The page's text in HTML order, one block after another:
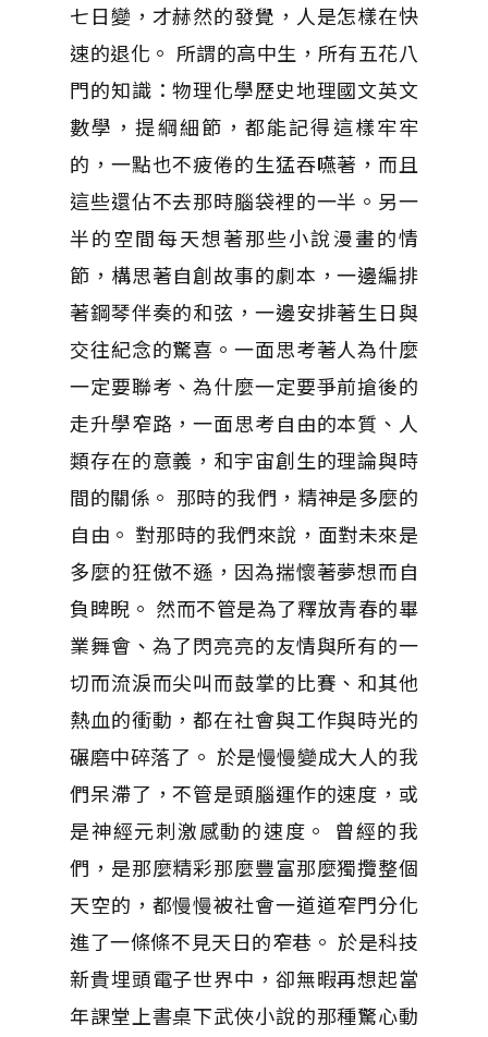
七日變，才赫然的發覺，人是怎樣在快
速的退化。 所謂的高中生，所有五花八
門的知識：物理化學歷史地理國文英文
數學，提綱細節，都能記得這樣牢牢
的，一點也不疲倦的生猛吞嚥著，而且
這些還佔不去那時腦袋裡的一半。另一
半的空間每天想著那些小說漫畫的情
節，構思著自創故事的劇本，一邊編排
著鋼琴伴奏的和弦，一邊安排著生日與
交往紀念的驚喜。一面思考著人為什麼
一定要聯考、為什麼一定要爭前搶後的
走升學窄路，一面思考自由的本質、人
類存在的意義，和宇宙創生的理論與時
間的關係。 那時的我們，精神是多麼的
自由。 對那時的我們來說，面對未來是
多麼的狂傲不遜，因為揣懷著夢想而自
負睥睨。 然而不管是為了釋放青春的畢
業舞會、為了閃亮亮的友情與所有的一
切而流淚而尖叫而鼓掌的比賽、和其他
熱血的衝動，都在社會與工作與時光的
碾磨中碎落了。 於是慢慢變成大人的我
們呆滯了，不管是頭腦運作的速度，或
是神經元刺激感動的速度。 曾經的我
們，是那麼精彩那麼豐富那麼獨攬整個
天空的，都慢慢被社會一道道窄門分化
進了一條條不見天日的窄巷。 於是科技
新貴埋頭電子世界中，卻無暇再想起當
年課堂上書桌下武俠小說的那種驚心動